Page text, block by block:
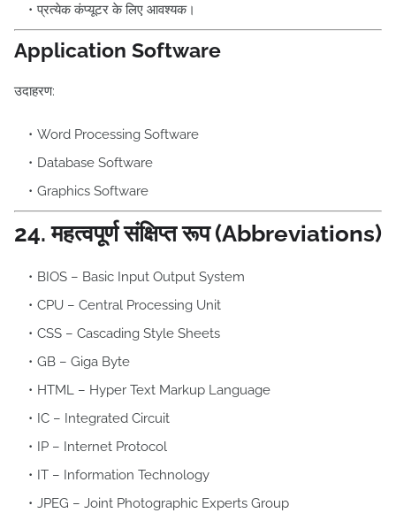
प्रत्येक कंप्यूटर के लिए आवश्यक।
Application Software
उदाहरण:
Word Processing Software
Database Software
Graphics Software
24. महत्वपूर्ण संक्षिप्त रूप (Abbreviations)
BIOS – Basic Input Output System
CPU – Central Processing Unit
CSS – Cascading Style Sheets
GB – Giga Byte
HTML – Hyper Text Markup Language
IC – Integrated Circuit
IP – Internet Protocol
IT – Information Technology
JPEG – Joint Photographic Experts Group